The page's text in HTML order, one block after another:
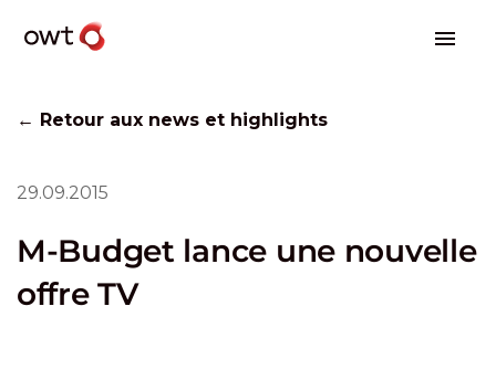
← Retour aux news et highlights
29.09.2015
M-Budget lance une nouvelle
offre TV